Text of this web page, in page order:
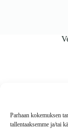
Parhaan kokemuksen
tallentaaksemme ja/tai